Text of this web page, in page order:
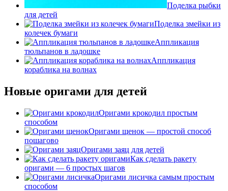
Поделка рыбки
для детей
Поделка змейки из
колечек бумаги
Аппликация
тюльпанов в ладошке
Аппликация
кораблика на волнах
Новые оригами для детей
Оригами крокодил простым
способом
Оригами щенок — простой способ
пошагово
Оригами заяц для детей
Как сделать ракету
оригами — 6 простых шагов
Оригами лисичка самым простым
способом